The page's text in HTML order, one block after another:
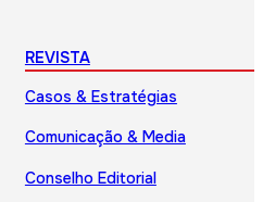
REVISTA
Casos & Estratégias
Comunicação & Media
Conselho Editorial